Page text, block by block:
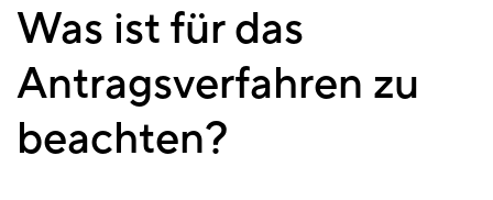
Was ist für das
Antragsverfahren zu
beachten?